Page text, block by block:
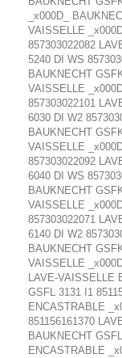
_x000D_
VAISSELLE
857303022082
5240 DI WS
BAUKNECHT
VAISSELLE
857303022101
6030 DI W2
BAUKNECHT
VAISSELLE
857303022092
6040 DI WS
BAUKNECHT
VAISSELLE
857303022071
6140 DI W2
BAUKNECHT
VAISSELLE
LAVE-VAISSELLE
GSFL 3131 I1
ENCASTRABLE
851156161370
BAUKNECHT
ENCASTRABLE